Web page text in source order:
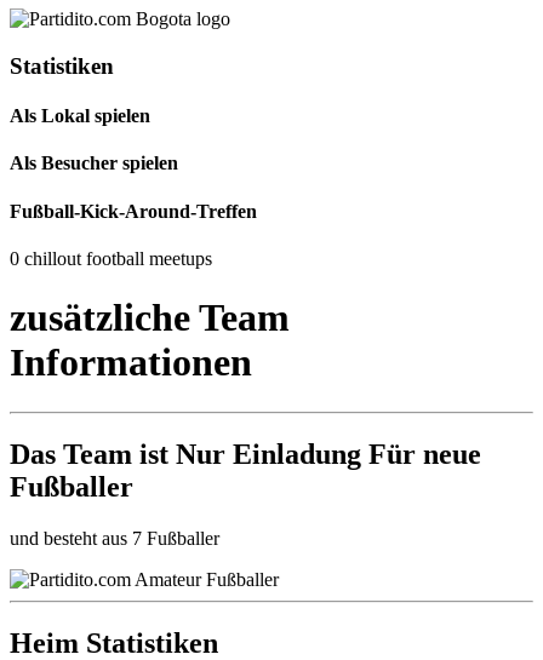
Statistiken
Als Lokal spielen
Als Besucher spielen
Fußball-Kick-Around-Treffen
0 chillout football meetups
zusätzliche Team
Informationen
Das Team ist Nur Einladung Für neue
Fußballer
und besteht aus 7 Fußballer
Heim Statistiken